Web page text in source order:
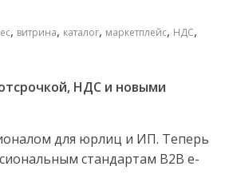
, витрина, каталог, маркетплейс, НДС,
НДС и новыми
для юрлиц и ИП. Теперь
стандартам B2B e-